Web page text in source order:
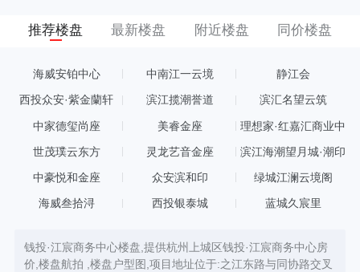
推荐楼盘 最新楼盘 附近楼盘 同价楼盘
海威安铂中心 中南江一云境 静江会
西投众安·紫金蘭轩 滨江揽潮誉道 滨汇名望云筑
中家德玺尚座 美睿金座
理想家·红嘉汇商业中
世茂璞云东方 灵龙艺音金座 滨江海潮望月城·潮印
中豪悦和金座 众安滨和印 绿城江澜云境阁
海威叁拾浔 西投银泰城 蓝城久宸里
钱投·江宸商务中心楼盘,提供杭州上城区钱投·江宸商务中心房
价,楼盘航拍 ,楼盘户型图,项目地址位于:之江东路与同协路交叉